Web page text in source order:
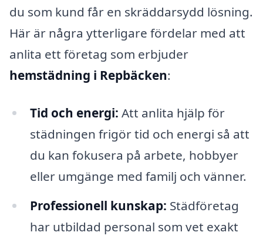
du som kund får en skräddarsydd lösning.
Här är några ytterligare fördelar med att
anlita ett företag som erbjuder
hemstädning i Repbäcken:
Tid och energi: Att anlita hjälp för
städningen frigör tid och energi så att
du kan fokusera på arbete, hobbyer
eller umgänge med familj och vänner.
Professionell kunskap: Städföretag
har utbildad personal som vet exakt